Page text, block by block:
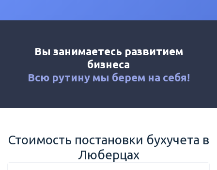
Контакты
Москва +7 (495) 161-03-01
Люберцы +7 (800) 333-23-72
Вы занимаетесь развитием
бизнеса
Всю рутину мы берем на себя!
Стоимость постановки бухучета в
Люберцах